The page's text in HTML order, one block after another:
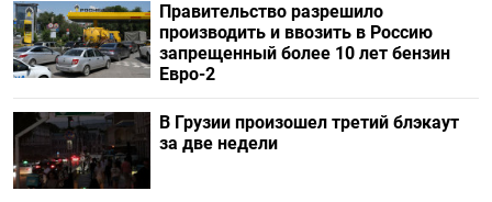
Правительство разрешило
производить и ввозить в Россию
запрещенный более 10 лет бензин
Евро-2
В Грузии произошел третий блэкаут
за две недели